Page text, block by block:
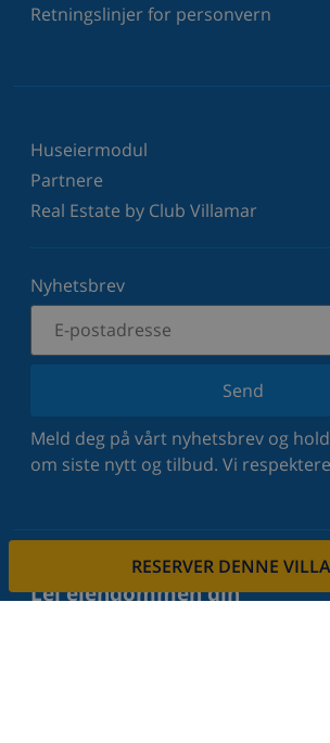
RESERVER DENNE
Retningslinjer for personvern
Huseiermodul
Partnere
Real Estate by Club Villamar
Nyhetsbrev
Send
Meld deg på vårt nyhetsbrev og
om siste nytt og tilbud. Vi
Lei eiendommen din